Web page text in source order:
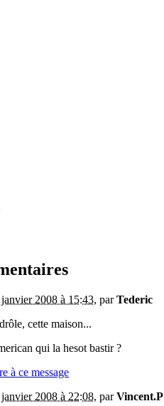
2008 à 15:43, parTederic
cette maison...
qui la hesot bastir ?
à ce message
2008 à 22:08, parVincent.P